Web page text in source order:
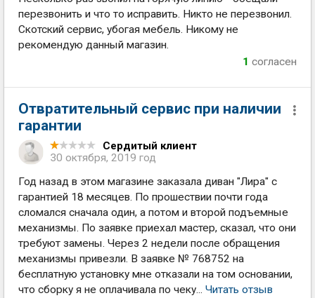
перезвонить и что то исправить. Никто не перезвонил.
Скотский сервис, убогая мебель. Никому не
рекомендую данный магазин.
1 согласен
Отвратительный сервис при наличии
гарантии
Сердитый клиент
30 октября, 2019 год
Год назад в этом магазине заказала диван "Лира" с
гарантией 18 месяцев. По прошествии почти года
сломался сначала один, а потом и второй подъемные
механизмы. По заявке приехал мастер, сказал, что они
требуют замены. Через 2 недели после обращения
механизмы привезли. В заявке № 768752 на
бесплатную установку мне отказали на том основании,
что сборку я не оплачивала по чеку... Читать отзыв